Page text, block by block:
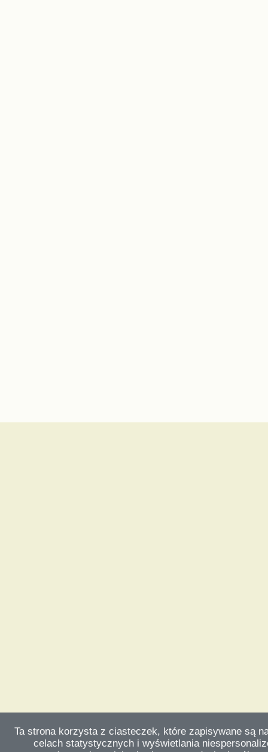
Ta strona korzysta z ciasteczek, które zapisywane są
celach statystycznych i wyświetlania